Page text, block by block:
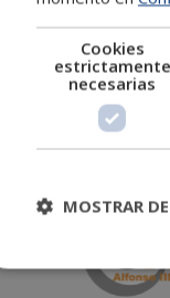
Cookies
estrictamente
necesarias
MOSTRAR